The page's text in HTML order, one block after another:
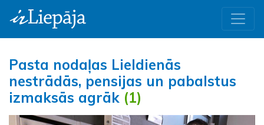
Pasta nodaļas Lieldienās
nestrādās, pensijas un pabalstus
izmaksās agrāk (1)